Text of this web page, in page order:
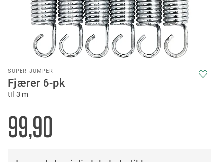
SUPER JUMPER
Fjærer 6-pk
til 3 m
99,90
to
the
beginning
the
images
gallery